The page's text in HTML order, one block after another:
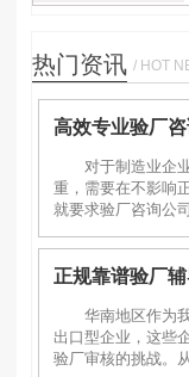
热门资讯 / HOT
高效专业验厂
对于制造业企
重，需要在不影响
就要求验厂咨询公
正规靠谱验厂
华南地区作为
出口型企业，这些
验厂审核的挑战。